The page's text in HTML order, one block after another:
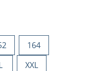
164
XXL